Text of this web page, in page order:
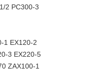
2 PC300-3
1 EX120-2
3 EX220-5
ZAX100-1